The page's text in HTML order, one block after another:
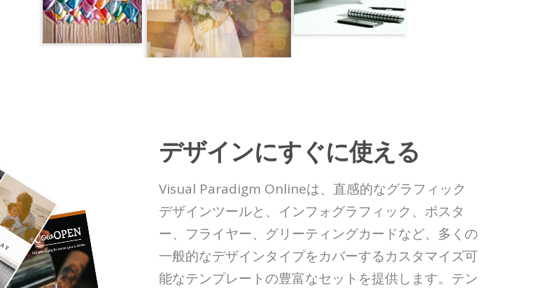
デザインにすぐに使える
Visual Paradigm Onlineは、直感的なグラフィック
デザインツールと、インフォグラフィック、ポスタ
ー、フライヤー、グリーティングカードなど、多くの
一般的なデザインタイプをカバーするカスタマイズ可
能なテンプレートの豊富なセットを提供します。テン